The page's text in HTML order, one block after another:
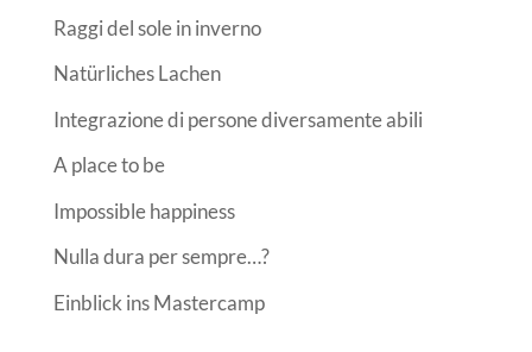
Raggi del sole in inverno
Natürliches Lachen
Integrazione di persone diversamente abili
A place to be
Impossible happiness
Nulla dura per sempre…?
Einblick ins Mastercamp